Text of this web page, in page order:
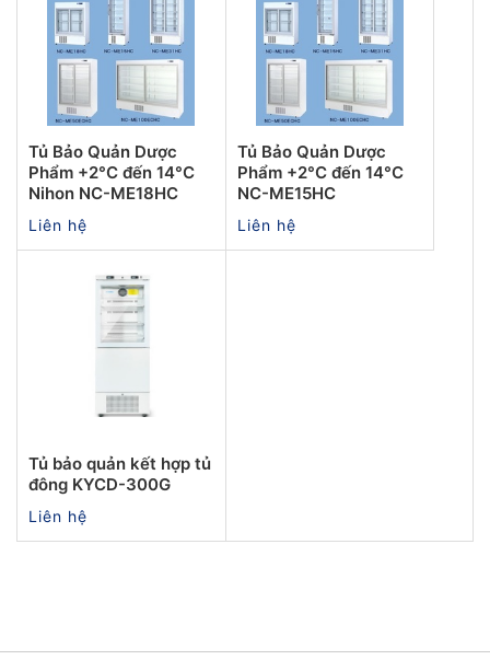
Tủ Bảo Quản Dược
Phẩm +2°C đến 14°C
Nihon NC-ME18HC
Liên hệ
Tủ Bảo Quản Dược
Phẩm +2°C đến 14°C
NC-ME15HC
Liên hệ
Tủ bảo quản kết hợp tủ
đông KYCD-300G
Liên hệ